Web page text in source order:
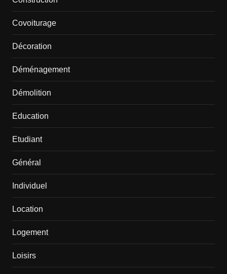
Covoiturage
Décoration
Déménagement
Démolition
Education
Etudiant
Général
Individuel
Location
Logement
Loisirs